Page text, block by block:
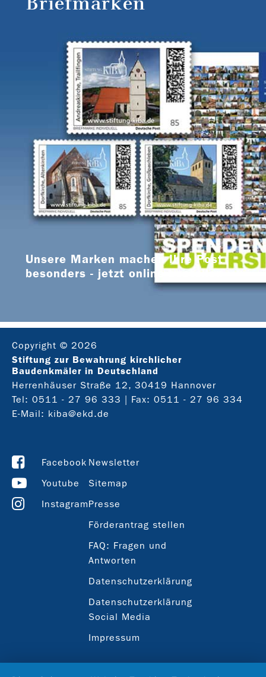
Unsere Marken machen Ihre Post
besonders - jetzt online bestellen
Copyright © 2026
Stiftung zur Bewahrung kirchlicher
Baudenkmäler in Deutschland
Herrenhäuser Straße 12, 30419 Hannover
Tel: 0511 - 27 96 333 | Fax: 0511 - 27 96 334
E-Mail: kiba@ekd.de
Facebook
Youtube
Instagram
Newsletter
Sitemap
Presse
Förderantrag stellen
FAQ: Fragen und
Antworten
Datenschutzerklärung
Datenschutzerklärung
Social Media
Impressum